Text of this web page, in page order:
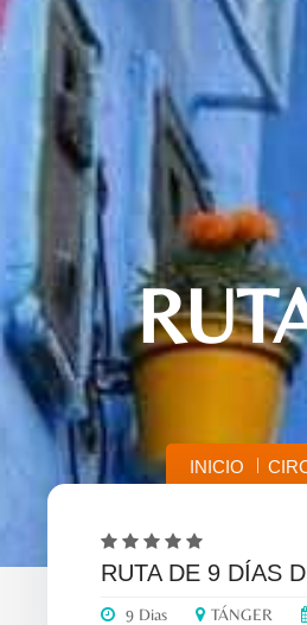
INICIO
RUTA DE 9 DÍAS
9 Dias TÁNGER